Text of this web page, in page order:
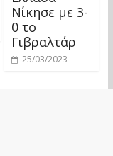
Νίκησε με 3-
0 το
Γιβραλτάρ
25/03/2023